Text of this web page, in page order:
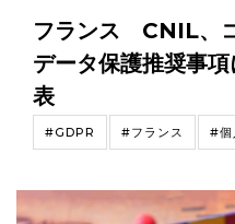
フランス CNIL、
データ保護推奨事
表
#GDPR #フランス #個